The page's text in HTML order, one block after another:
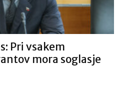
Pri vsakem
mora soglasje